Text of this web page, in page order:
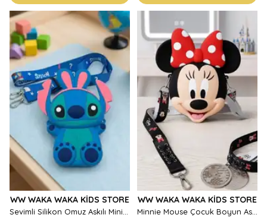
WW WAKA WAKA KIDS STORE WW WAKA WAKA KIDS STORE